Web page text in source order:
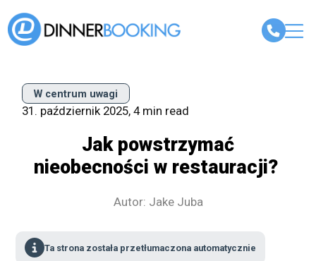
W centrum uwagi
31. październik 2025, 4 min read
Jak powstrzymać
nieobecności w restauracji?
Autor: Jake Juba
Ta strona została przetłumaczona automatycznie